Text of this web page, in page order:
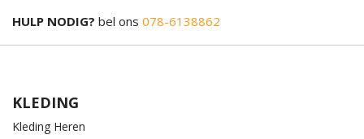
HULP NODIG? bel ons 078-6138862
KLEDING
Kleding Heren